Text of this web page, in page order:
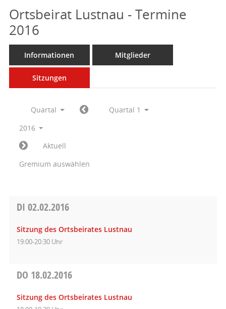
Ortsbeirat Lustnau - Termine
2016
Informationen Mitglieder
Sitzungen
Quartal
Quartal 1
2016
Aktuell
Gremium auswählen
DI 02.02.2016
Sitzung des Ortsbeirates Lustnau
19:00-20:30 Uhr
DO 18.02.2016
Sitzung des Ortsbeirates Lustnau